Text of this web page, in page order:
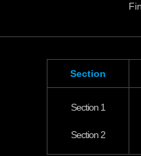
Section
Section 1
Section 2